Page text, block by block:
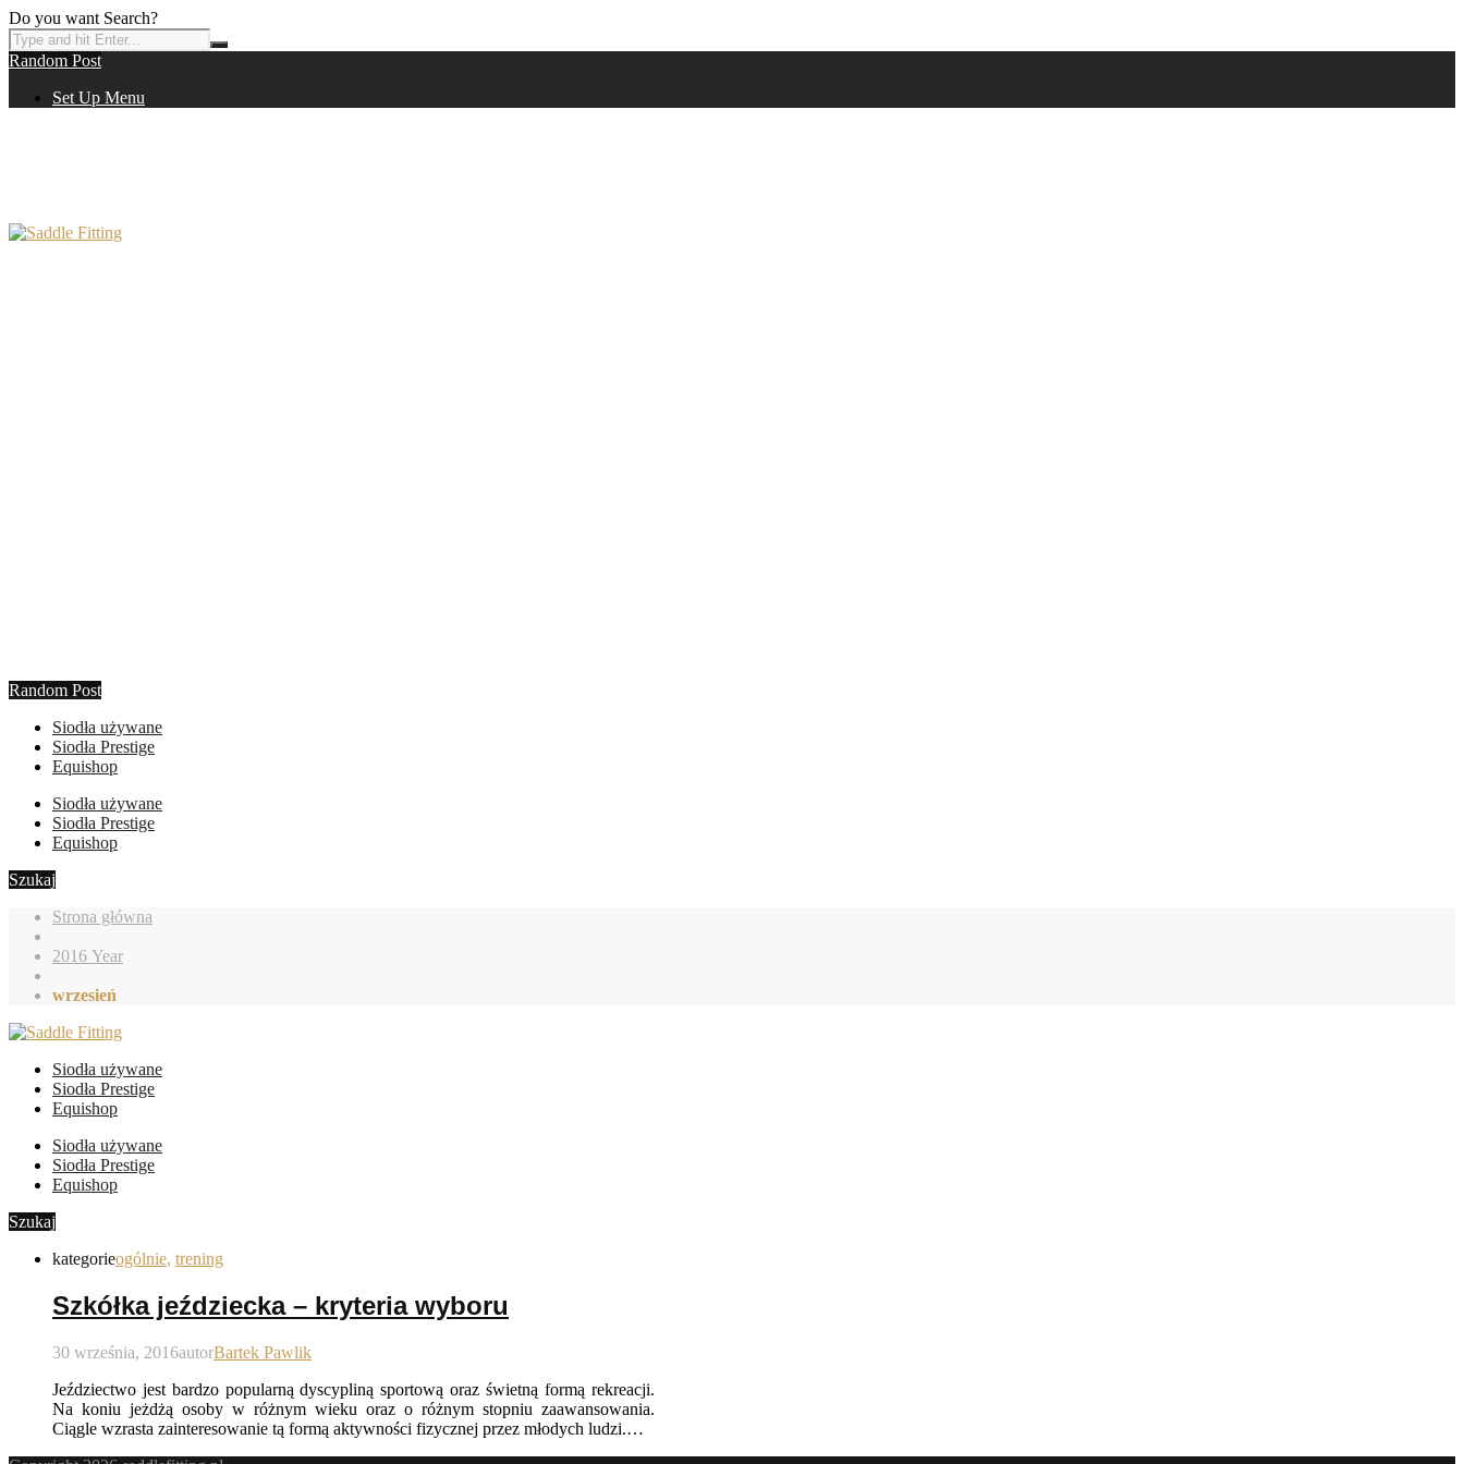
Do you want Search?
Random Post
Set Up Menu
Random Post
Siodła używane
Siodła Prestige
Equishop
Siodła używane
Siodła Prestige
Equishop
Szukaj
Strona główna
2016 Year
wrzesień
Siodła używane
Siodła Prestige
Equishop
Siodła używane
Siodła Prestige
Equishop
Szukaj
kategorieogólnie, trening
Szkółka jeździecka – kryteria wyboru
30 września, 2016autorBartek Pawlik
Jeździectwo jest bardzo popularną dyscypliną sportową oraz świetną formą rekreacji.
Na koniu jeżdżą osoby w różnym wieku oraz o różnym stopniu zaawansowania.
Ciągle wzrasta zainteresowanie tą formą aktywności fizycznej przez młodych ludzi.…